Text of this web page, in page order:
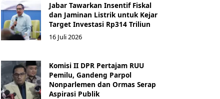
Jabar Tawarkan Insentif Fiskal
dan Jaminan Listrik untuk Kejar
Target Investasi Rp314 Triliun
16 Juli 2026
Komisi II DPR Pertajam RUU
Pemilu, Gandeng Parpol
Nonparlemen dan Ormas Serap
Aspirasi Publik